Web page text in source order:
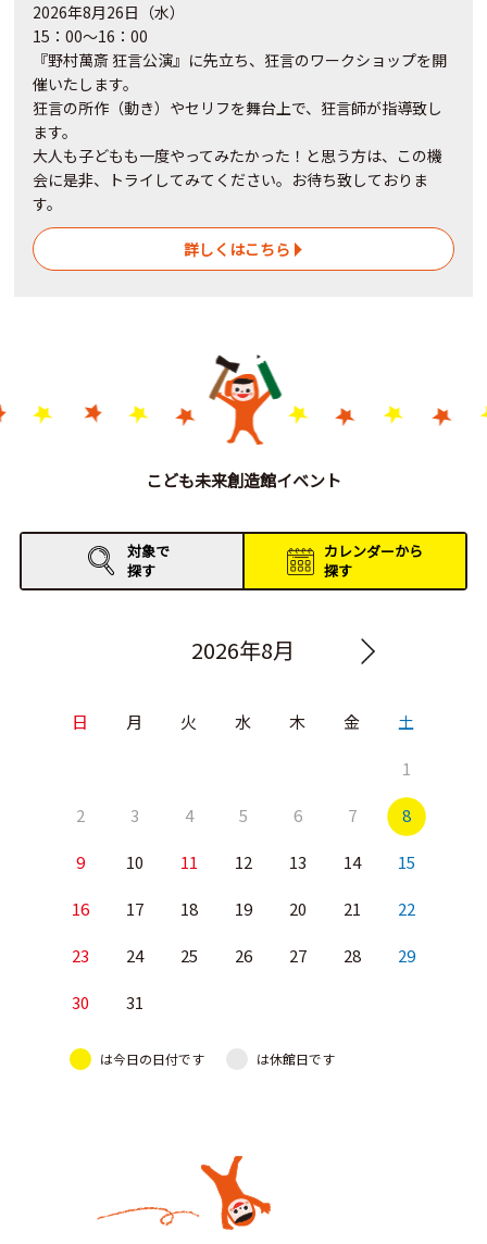
2026年8月26日（水）
15：00～16：00
『野村萬斎 狂言公演』に先立ち、狂言のワークショップを開
催いたします。
狂言の所作（動き）やセリフを舞台上で、狂言師が指導致し
ます。
大人も子どもも一度やってみたかった！と思う方は、この機
会に是非、トライしてみてください。お待ち致しておりま
す。
詳しくはこちら
こども未来創造館イベント
対象で
探す
カレンダーから
探す
2026年8月
日 月 火 水 木 金 土
1
2 3 4 5 6 7 8
9 10 11 12 13 14 15
16 17 18 19 20 21 22
23 24 25 26 27 28 29
30 31
は今日の日付です は休館日です